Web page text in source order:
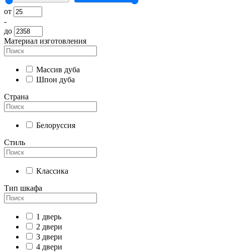
от
-
до
Материал изготовления
Массив дуба
Шпон дуба
Страна
Белоруссия
Стиль
Классика
Тип шкафа
1 дверь
2 двери
3 двери
4 двери